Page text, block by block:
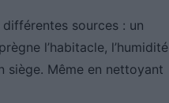
sources : un
l’habitacle, l’humidité
siège. Même en nettoyant